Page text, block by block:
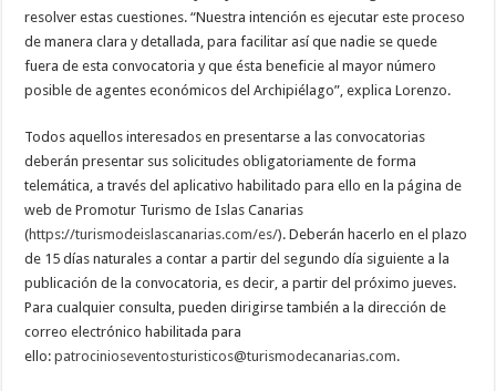
resolver estas cuestiones. “Nuestra intención es ejecutar este proceso
de manera clara y detallada, para facilitar así que nadie se quede
fuera de esta convocatoria y que ésta beneficie al mayor número
posible de agentes económicos del Archipiélago”, explica Lorenzo.
Todos aquellos interesados en presentarse a las convocatorias
deberán presentar sus solicitudes obligatoriamente de forma
telemática, a través del aplicativo habilitado para ello en la página de
web de Promotur Turismo de Islas Canarias
(https://turismodeislascanarias.com/es/). Deberán hacerlo en el plazo
de 15 días naturales a contar a partir del segundo día siguiente a la
publicación de la convocatoria, es decir, a partir del próximo jueves.
Para cualquier consulta, pueden dirigirse también a la dirección de
correo electrónico habilitada para
ello:patrocinioseventosturisticos@turismodecanarias.com.